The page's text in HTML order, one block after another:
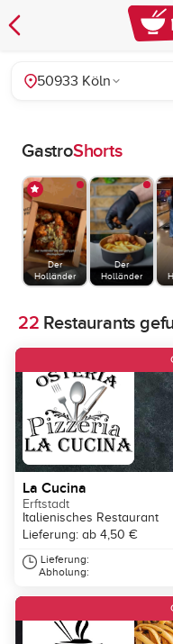
50933 Köln
GastroShorts
Der
Holländer
Der
Holländer
22 Restaurants
La Cucina
Erftstadt
Italienisches Restaurant
Lieferung: ab 4,50 €
Lieferung:
Abholung: